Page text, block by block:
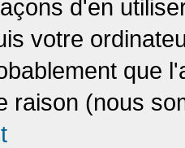
d'en
votre
que
raison (nous